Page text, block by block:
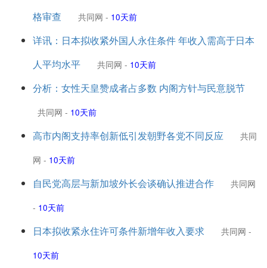
格审查
共同网 - 10天前
详讯：日本拟收紧外国人永住条件 年收入需高于日本
人平均水平
共同网 - 10天前
分析：女性天皇赞成者占多数 内阁方针与民意脱节
共同网 - 10天前
高市内阁支持率创新低引发朝野各党不同反应
共同
网 - 10天前
自民党高层与新加坡外长会谈确认推进合作
共同网
- 10天前
日本拟收紧永住许可条件新增年收入要求 共同网 -
10天前